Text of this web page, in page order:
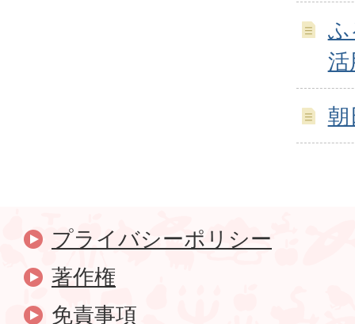
ふ
活
朝
プライバシーポリシー
著作権
免責事項